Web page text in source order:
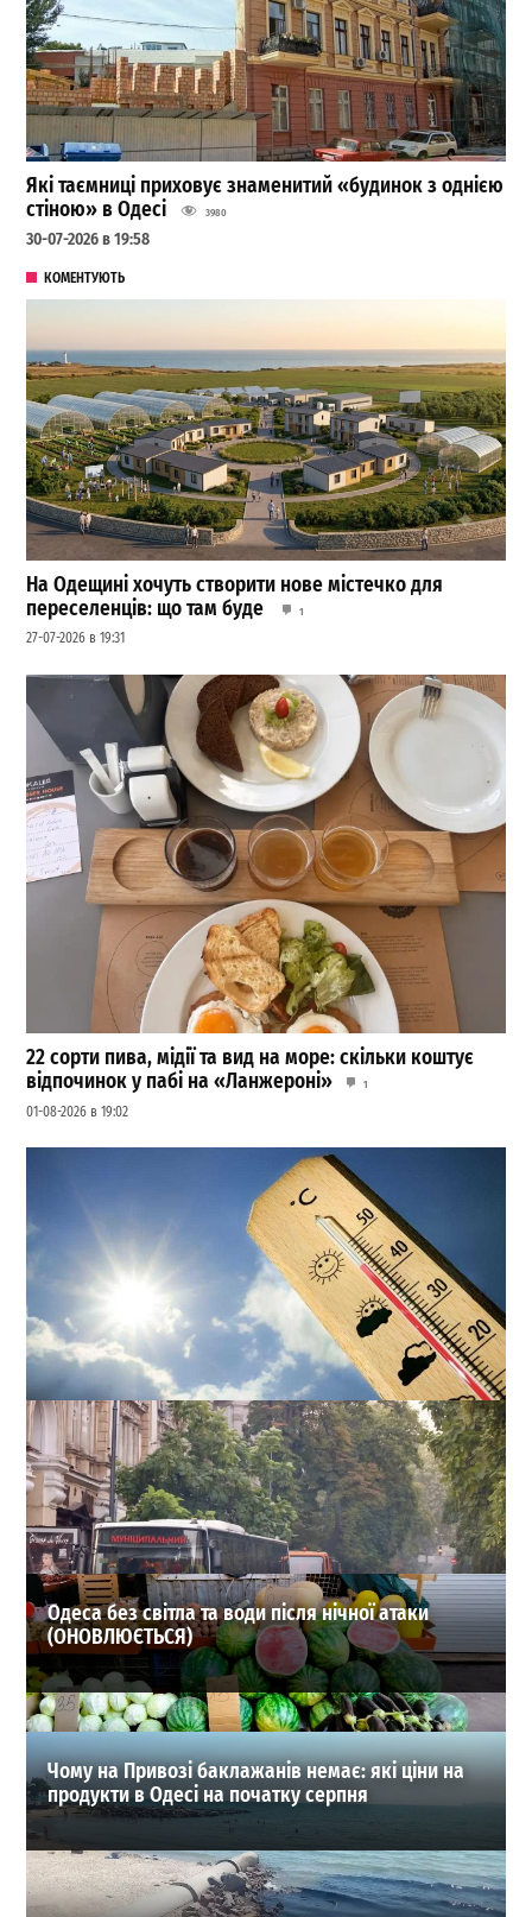
Які таємниці приховує знаменитий «будинок з однією
стіною» в Одесі
3980
30-07-2026 в 19:58
КОМЕНТУЮТЬ
На Одещині хочуть створити нове містечко для
переселенців: що там буде
1
27-07-2026 в 19:31
22 сорти пива, мідії та вид на море: скільки коштує
відпочинок у пабі на «Ланжероні»
1
01-08-2026 в 19:02
Спека та надзвичайна пожежна небезпека: прогноз
погоди в Одесі на 5 серпня
0
04-08-2026 в 20:16
ВИБІР РЕДАКЦІЇ
Одеса без світла та води після нічної атаки
(ОНОВЛЮЄТЬСЯ)
Чому на Привозі баклажанів немає: які ціни на
продукти в Одесі на початку серпня